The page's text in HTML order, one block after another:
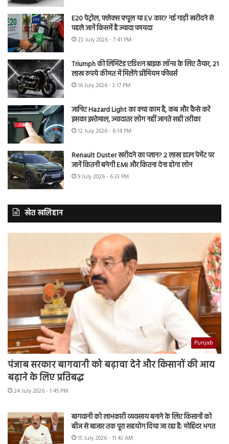
E20 पेट्रोल, फ्लेक्स फ्यूल या EV कार? नई गाड़ी खरीदने से
पहले जानें किसमें है ज्यादा फायदा
23 July 2026 - 7:41 PM
Triumph की लिमिटेड एडिशन बाइक लॉन्च के लिए तैयार, 21
लाख रुपये कीमत में मिलेंगे प्रीमियम फीचर्स
16 July 2026 - 3:17 PM
जानिए Hazard Light का क्या काम है, कब और कैसे करें
इसका इस्तेमाल, ज्यादातर लोग नहीं जानते सही तरीका
12 July 2026 - 6:14 PM
Renault Duster खरीदने का प्लान? 2 लाख डाउन पेमेंट पर
जानें कितनी बनेगी EMI और कितना देना होगा लोन
9 July 2026 - 6:33 PM
खेत खलिहान
Punjab
पंजाब सरकार बागवानी को बढ़ावा देने और किसानों की आय
बढ़ाने के लिए प्रतिबद्ध
24 July 2026 - 1:45 PM
बागवानी को लाभकारी व्यवसाय बनाने के लिए किसानों को
बीज से बाजार तक पूरा सहयोग दिया जा रहा है: मोहिंदर भगत
15 July 2026 - 11:43 AM